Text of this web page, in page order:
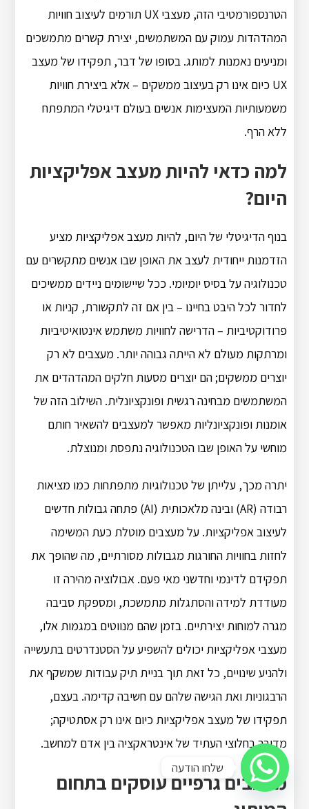
הטרנספורמטיבי הזה, מעצבי UX תורמים לעיצוב חוויות
המהדהדות עמוק עם המשתמשים, יצירת קשרים מתמשכים
ומניעים נאמנות למותג. בסופו של דבר, תפקידו של מעצב
UX כיום אינו רק בעיצוב ממשקים – אלא ביצירת חוויות
משמעותיות המעצימות אנשים בעולם דיגיטלי המתפתח
ללא הרף.
למה כדאי להיות מעצב אפליקציות
היום?
בנוף הדיגיטלי של היום, להיות מעצב אפליקציות מציע
הזדמנות ייחודית לעצב את האופן שבו אנשים מתקשרים עם
טכנולוגיה על בסיס יומיומי. ככל שיישומים ניידים ממשיכים
לחדור לכל היבט בחיינו – בין אם זה לתקשורת, קניות או
פרודוקטיביות – הדרישה לחוויות משתמש אינטואיטיביות
ומרתקות מעולם לא הייתה גבוהה יותר. מעצבים לא רק
יוצרים ממשקים; הם יוצרים מסעות חלקים המהדהדים את
המשתמשים מבחינה רגשית ופונקציונלית. השילוב הזה של
אומנות ופונקציונליות מאפשר למעצבים להשאיר חותם
מוחשי על האופן שבו הטכנולוגיה נתפסת ומנוצלת.
יתרה מכך, עלייתן של טכנולוגיות מתפתחות כמו מציאות
רבודה (AR) ובינה מלאכותית (AI) פתחה גבולות חדשים
לעיצוב אפליקציות. על מעצבים מוטלת כעת המשימה
לחזות בחוויות החורגות מגבולות מסורתיים, מה שהופך את
תפקידם לדינמי וחדשני מאי פעם. אבולוציה מהירה זו
מעודדת למידה והסתגלות מתמשכת, ומספקת סביבה
מגרה למוחות יצירתיים. בזמן שהם מנווטים במגמות אלו,
מעצבי אפליקציות יכולים להשפיע על הסטנדרטים בתעשייה
ולהניע שינויים, כל זאת תוך בניית תיק עבודות שמשקף את
הרבגוניות ואת הגישה שלהם עם חשיבה קדימה. בעצם,
תפקידו של מעצב אפליקציות כיום אינו רק אסתטיקה;
מדובר בחלוצי העתיד של אינטראקציה בין אדם למחשב.
מעצבים גרפיים עוסקים בתחום
שלחו הודעה